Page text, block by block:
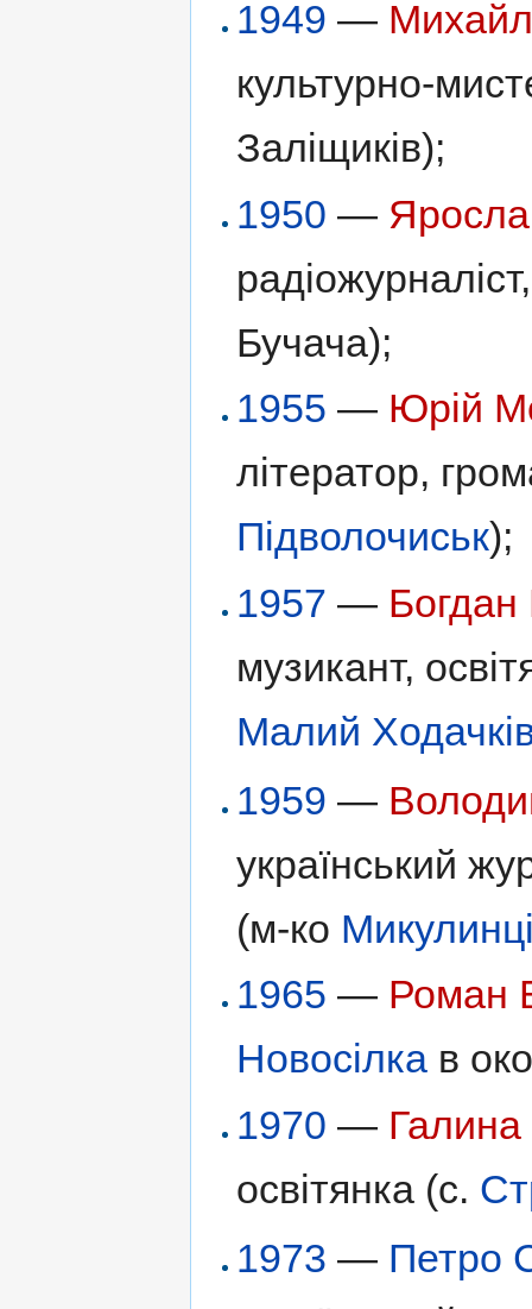
1949 —
культурно-
Заліщиків);
1950 —
Бучача);
1955 — Юрій
літератор,
Підволочиськ);
1957 —
музикант,
Малий
1959 —
український
(м-ко
1965 — Роман
Новосілка в
1970 —
освітянка (с.
1973 — Петро